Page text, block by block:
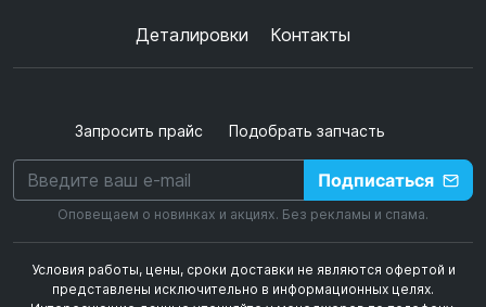
Деталировки Контакты
Запросить прайс Подобрать запчасть
Подписаться
Оповещаем о новинках и акциях. Без рекламы и спама.
Условия работы, цены, сроки доставки не являются офертой и
представлены исключительно в информационных целях.